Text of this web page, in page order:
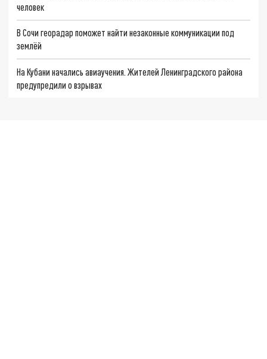
человек
В Сочи георадар поможет найти незаконные коммуникации под
землёй
На Кубани начались авиаучения. Жителей Ленинградского района
предупредили о взрывах